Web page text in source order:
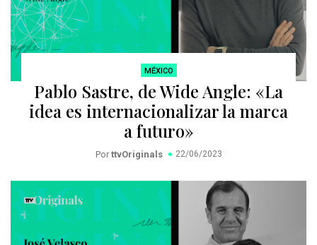
MÉXICO
Pablo Sastre, de Wide Angle: «La
idea es internacionalizar la marca
a futuro»
Por ttvOriginals 22/06/2023